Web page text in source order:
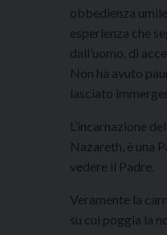
obbedienza
esperienza che
dall’uomo, di
Non ha avuto
lasciato
L’incarnazione
Nazareth, è una
vedere il Padre.
Veramente la
su cui poggia la